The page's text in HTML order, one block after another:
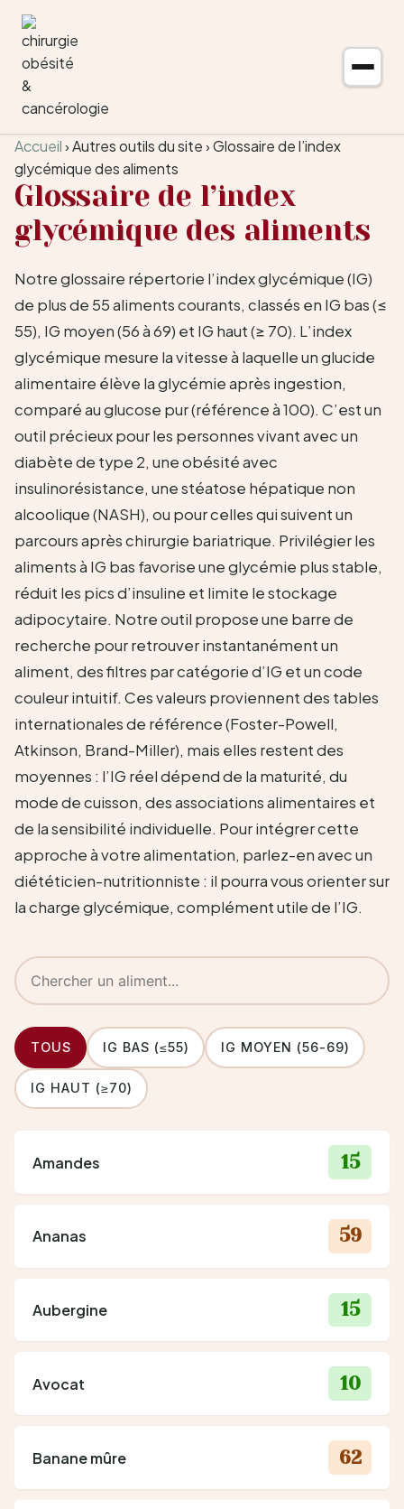
Aller au contenu
Accueil›Autres outils du site›Glossaire de l’index
glycémique des aliments
Glossaire de l’index
glycémique des aliments
Notre glossaire répertorie l’index glycémique (IG)
de plus de 55 aliments courants, classés en IG bas (≤
55), IG moyen (56 à 69) et IG haut (≥ 70). L’index
glycémique mesure la vitesse à laquelle un glucide
alimentaire élève la glycémie après ingestion,
comparé au glucose pur (référence à 100). C’est un
outil précieux pour les personnes vivant avec un
diabète de type 2, une obésité avec
insulinorésistance, une stéatose hépatique non
alcoolique (NASH), ou pour celles qui suivent un
parcours après chirurgie bariatrique. Privilégier les
aliments à IG bas favorise une glycémie plus stable,
réduit les pics d’insuline et limite le stockage
adipocytaire. Notre outil propose une barre de
recherche pour retrouver instantanément un
aliment, des filtres par catégorie d’IG et un code
couleur intuitif. Ces valeurs proviennent des tables
internationales de référence (Foster-Powell,
Atkinson, Brand-Miller), mais elles restent des
moyennes : l’IG réel dépend de la maturité, du
mode de cuisson, des associations alimentaires et
de la sensibilité individuelle. Pour intégrer cette
approche à votre alimentation, parlez-en avec un
diététicien-nutritionniste : il pourra vous orienter sur
la charge glycémique, complément utile de l’IG.
TOUS IG BAS (≤55) IG MOYEN (56-69)
IG HAUT (≥70)
Amandes 15
Ananas 59
Aubergine 15
Avocat 10
Banane mûre 62